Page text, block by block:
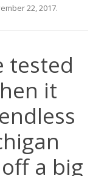
22, 2017.
tested
it
a big